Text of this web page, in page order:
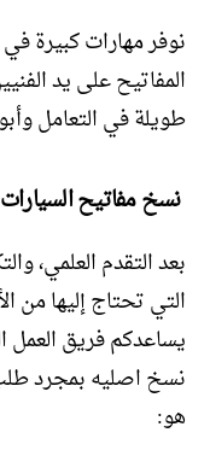
نوفر مهارات كبيرة
المفاتيح على يد
طويلة في التعامل
نسخ مفاتيح
بعد التقدم العلمي،
التي تحتاج إليها من
يساعدكم فريق العمل
نسخ اصليه بمجرد
هو: